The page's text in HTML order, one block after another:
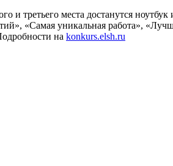
и третьего места достанутся
«Самая уникальная работа»,
на konkurs.elsh.ru